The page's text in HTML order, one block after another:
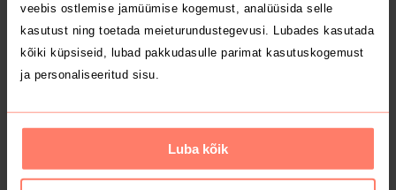
veebis ostlemise jamüümise kogemust, analüüsida selle
kasutust ning toetada meieturundustegevusi. Lubades kasutada
kõiki küpsiseid, lubad pakkudasulle parimat kasutuskogemust
ja personaliseeritud sisu.
Luba kõik